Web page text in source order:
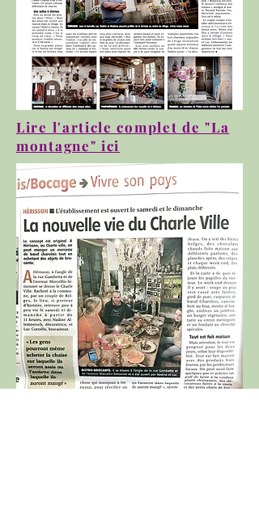
Lire l'article complet de "La
montagne" ici